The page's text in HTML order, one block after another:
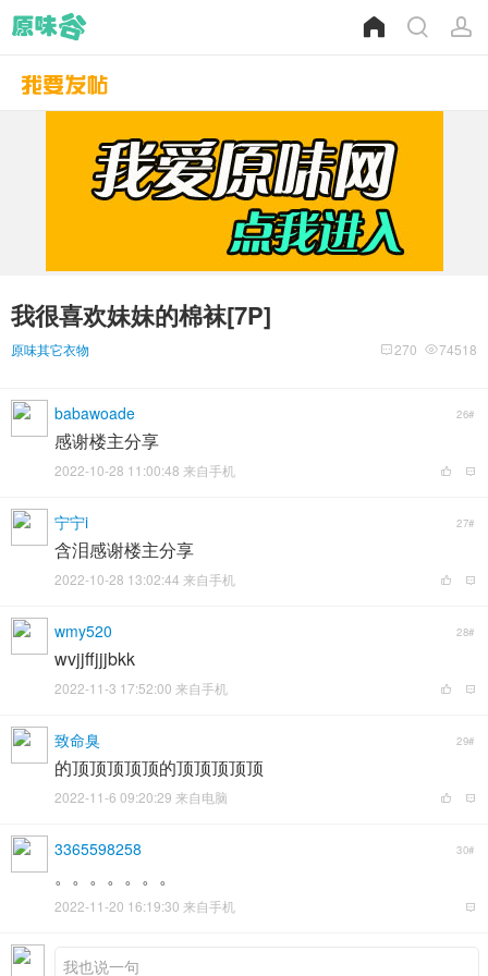
我很喜欢妹妹的棉袜[7P]
原味其它衣物 74518
270
babawoade 26#
感谢楼主分享
2022-10-28 11:00:48 来自手机
宁宁i 27#
含泪感谢楼主分享
2022-10-28 13:02:44 来自手机
wmy520 28#
wvjjffjjjbkk
2022-11-3 17:52:00 来自手机
致命臭 29#
的顶顶顶顶顶的顶顶顶顶顶
2022-11-6 09:20:29 来自电脑
3365598258 30#
。。。。。。。
2022-11-20 16:19:30 来自手机